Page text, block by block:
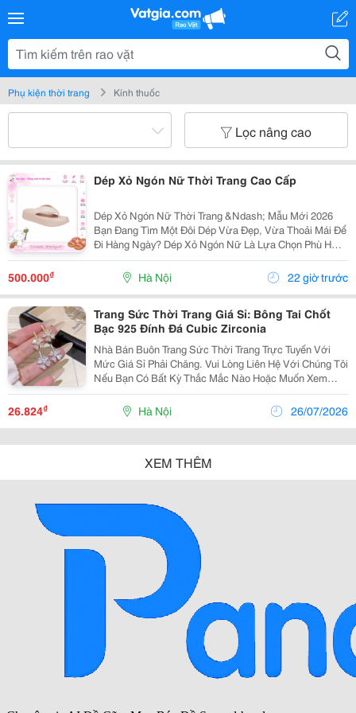
Phụ kiện thời trang Kính thuốc
Lọc nâng cao
Dép Xỏ Ngón Nữ Thời Trang Cao Cấp
Dép Xỏ Ngón Nữ Thời Trang &Ndash; Mẫu Mới 2026
Bạn Đang Tìm Một Đôi Dép Vừa Đẹp, Vừa Thoải Mái Để
Đi Hàng Ngày? Dép Xỏ Ngón Nữ Là Lựa Chọn Phù Hợp
Cho Những Ngày Đi Chơi, Đi Biển, Dạo Phố Hoặc Sử
Dụng Thường Xuyên. ✅ Thiết Kế Thanh Lịch, Trẻ...
500.000₫ Hà Nội 22 giờ trước
Trang Sức Thời Trang Giá Sỉ: Bông Tai Chốt
Bạc 925 Đính Đá Cubic Zirconia
Nhà Bán Buôn Trang Sức Thời Trang Trực Tuyến Với
Mức Giá Sỉ Phải Chăng. Vui Lòng Liên Hệ Với Chúng Tôi
Nếu Bạn Có Bất Kỳ Thắc Mắc Nào Hoặc Muốn Xem
Thêm Các Mẫu Mã Khác. Https://Jsj.top/F/Tmjtih
26.824₫ Hà Nội 26/07/2026
XEM THÊM